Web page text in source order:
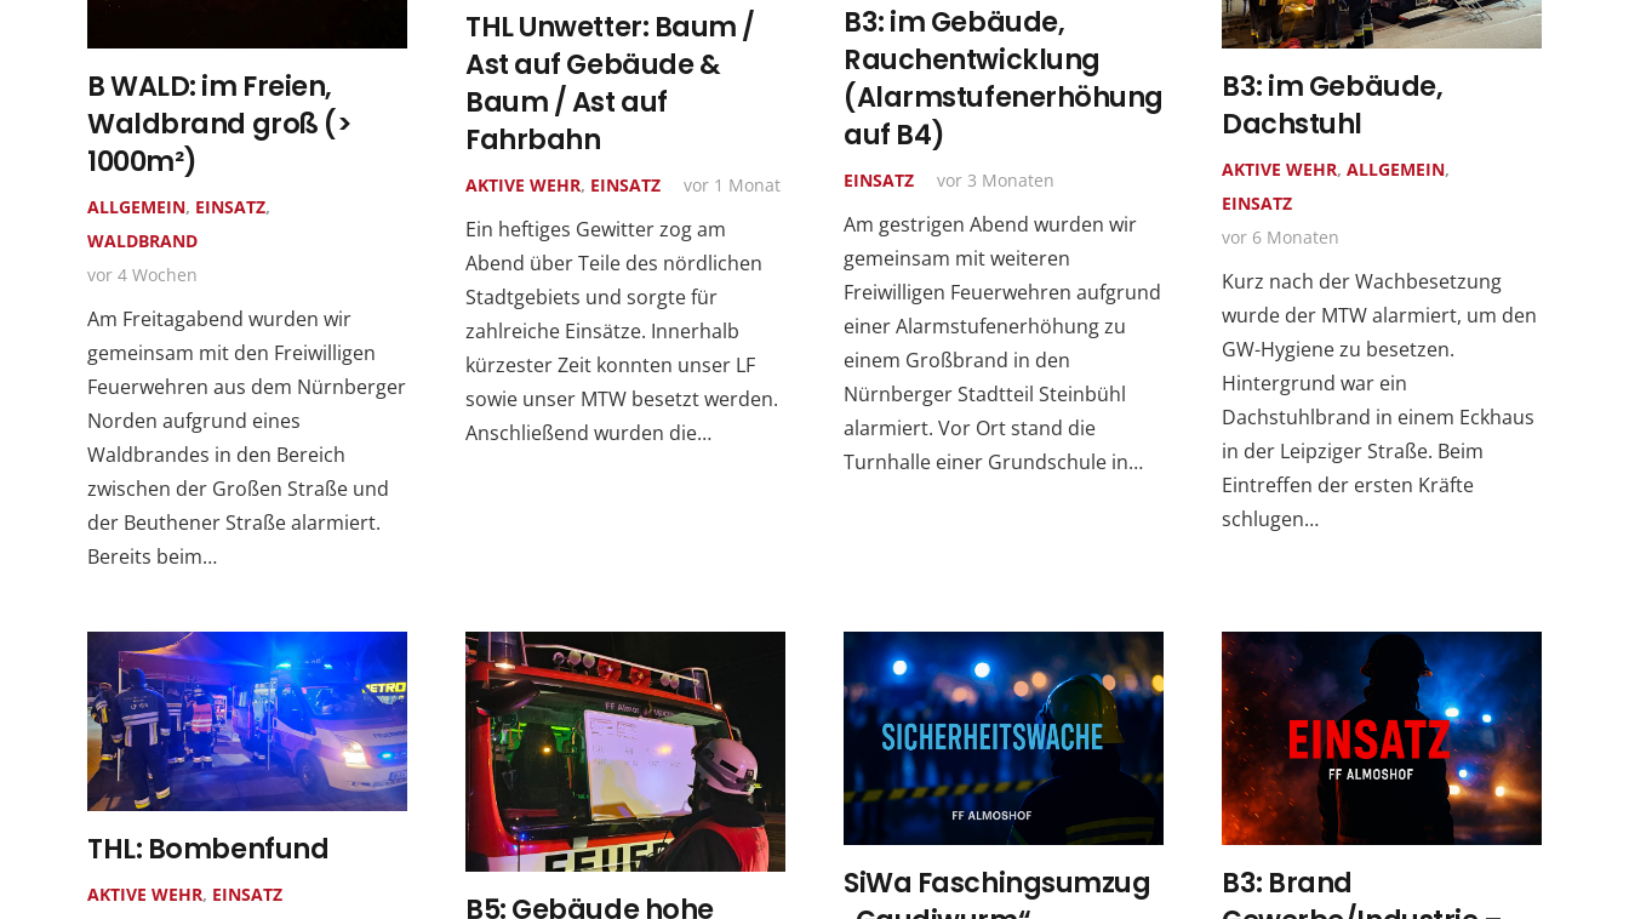
B WALD: im Freien,
Waldbrand groß (>
1000m²)
ALLGEMEIN, EINSATZ,
WALDBRAND
vor 4 Wochen
Am Freitagabend wurden wir
gemeinsam mit den Freiwilligen
Feuerwehren aus dem Nürnberger
Norden aufgrund eines
Waldbrandes in den Bereich
zwischen der Großen Straße und
der Beuthener Straße alarmiert.
Bereits beim…
THL Unwetter: Baum /
Ast auf Gebäude &
Baum / Ast auf
Fahrbahn
AKTIVE WEHR, EINSATZ vor 1 Monat
Ein heftiges Gewitter zog am
Abend über Teile des nördlichen
Stadtgebiets und sorgte für
zahlreiche Einsätze. Innerhalb
kürzester Zeit konnten unser LF
sowie unser MTW besetzt werden.
Anschließend wurden die…
B3: im Gebäude,
Rauchentwicklung
(Alarmstufenerhöhung
auf B4)
EINSATZ vor 3 Monaten
Am gestrigen Abend wurden wir
gemeinsam mit weiteren
Freiwilligen Feuerwehren aufgrund
einer Alarmstufenerhöhung zu
einem Großbrand in den
Nürnberger Stadtteil Steinbühl
alarmiert. Vor Ort stand die
Turnhalle einer Grundschule in…
B3: im Gebäude,
Dachstuhl
AKTIVE WEHR, ALLGEMEIN,
EINSATZ
vor 6 Monaten
Kurz nach der Wachbesetzung
wurde der MTW alarmiert, um den
GW-Hygiene zu besetzen.
Hintergrund war ein
Dachstuhlbrand in einem Eckhaus
in der Leipziger Straße. Beim
Eintreffen der ersten Kräfte
schlugen…
THL: Bombenfund
AKTIVE WEHR, EINSATZ
B5: Gebäude hohe
SiWa Faschingsumzug
B3: Brand